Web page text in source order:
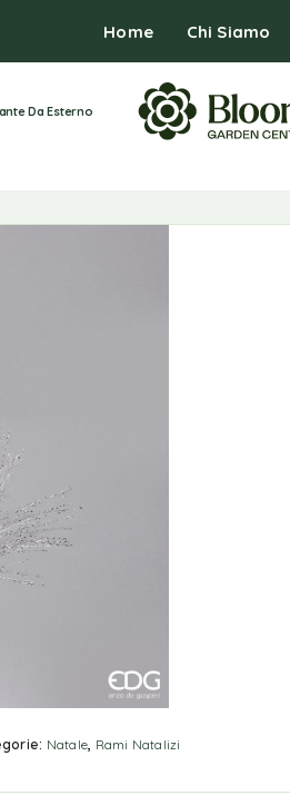
Home Chi Siamo
Da Esterno
Natale, Rami Natalizi